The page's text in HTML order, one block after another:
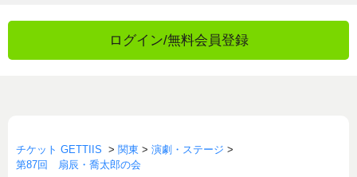
ログイン/無料会員登録
チケット GETTIIS > 関東 > 演劇・ステージ >
第87回 扇辰・喬太郎の会